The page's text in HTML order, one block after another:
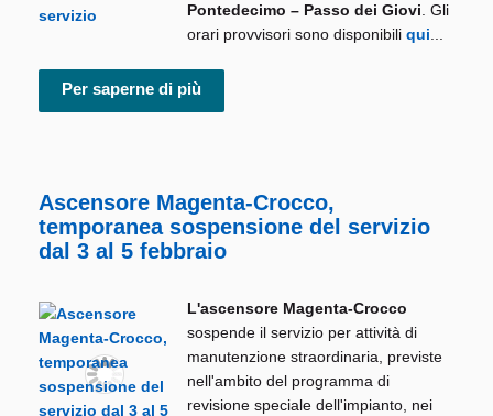
Pontedecimo – Passo dei Giovi. Gli
orari provvisori sono disponibili qui...
Per saperne di più
Ascensore Magenta-Crocco,
temporanea sospensione del servizio
dal 3 al 5 febbraio
L'ascensore Magenta-Crocco
sospende il servizio per attività di
manutenzione straordinaria, previste
nell'ambito del programma di
revisione speciale dell'impianto, nei